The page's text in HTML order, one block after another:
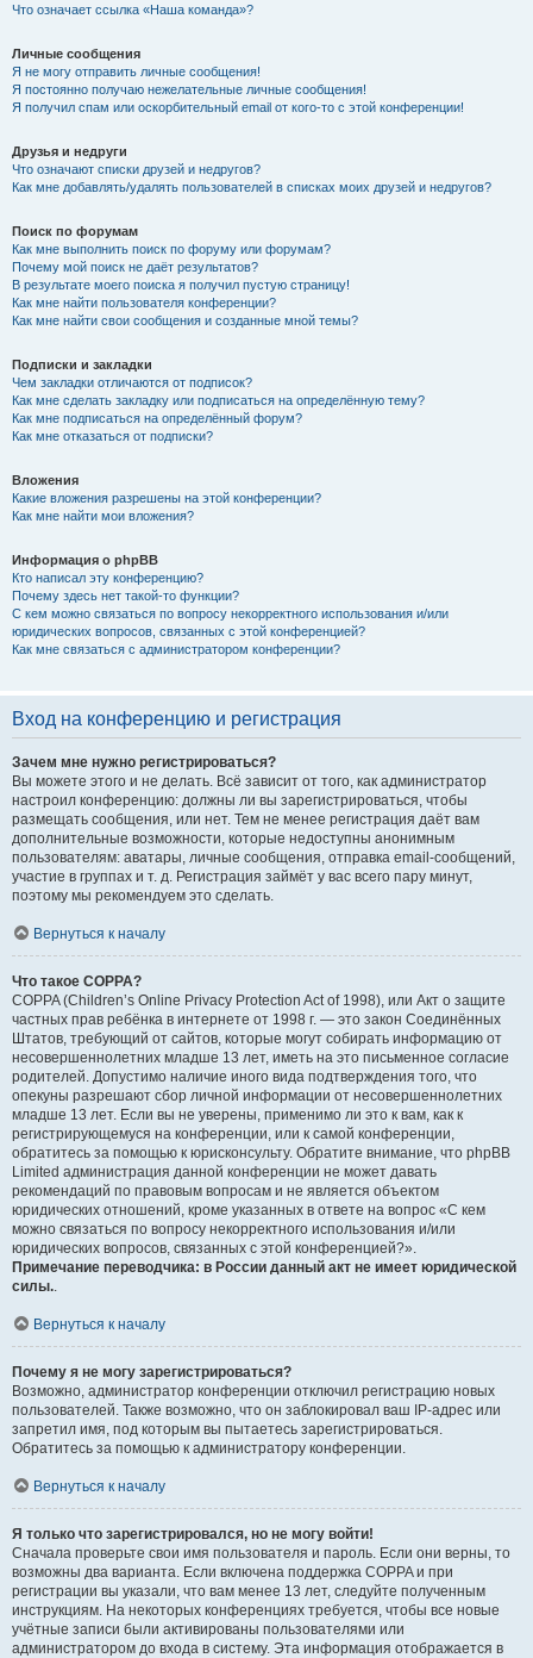
Что означает ссылка «Наша команда»?
Личные сообщения
Я не могу отправить личные сообщения!
Я постоянно получаю нежелательные личные сообщения!
Я получил спам или оскорбительный email от кого-то с этой конференции!
Друзья и недруги
Что означают списки друзей и недругов?
Как мне добавлять/удалять пользователей в списках моих друзей и недругов?
Поиск по форумам
Как мне выполнить поиск по форуму или форумам?
Почему мой поиск не даёт результатов?
В результате моего поиска я получил пустую страницу!
Как мне найти пользователя конференции?
Как мне найти свои сообщения и созданные мной темы?
Подписки и закладки
Чем закладки отличаются от подписок?
Как мне сделать закладку или подписаться на определённую тему?
Как мне подписаться на определённый форум?
Как мне отказаться от подписки?
Вложения
Какие вложения разрешены на этой конференции?
Как мне найти мои вложения?
Информация о phpBB
Кто написал эту конференцию?
Почему здесь нет такой-то функции?
С кем можно связаться по вопросу некорректного использования и/или
юридических вопросов, связанных с этой конференцией?
Как мне связаться с администратором конференции?
Вход на конференцию и регистрация
Зачем мне нужно регистрироваться?
Вы можете этого и не делать. Всё зависит от того, как администратор
настроил конференцию: должны ли вы зарегистрироваться, чтобы
размещать сообщения, или нет. Тем не менее регистрация даёт вам
дополнительные возможности, которые недоступны анонимным
пользователям: аватары, личные сообщения, отправка email-сообщений,
участие в группах и т. д. Регистрация займёт у вас всего пару минут,
поэтому мы рекомендуем это сделать.
Вернуться к началу
Что такое COPPA?
COPPA (Children’s Online Privacy Protection Act of 1998), или Акт о защите
частных прав ребёнка в интернете от 1998 г. — это закон Соединённых
Штатов, требующий от сайтов, которые могут собирать информацию от
несовершеннолетних младше 13 лет, иметь на это письменное согласие
родителей. Допустимо наличие иного вида подтверждения того, что
опекуны разрешают сбор личной информации от несовершеннолетних
младше 13 лет. Если вы не уверены, применимо ли это к вам, как к
регистрирующемуся на конференции, или к самой конференции,
обратитесь за помощью к юрисконсульту. Обратите внимание, что phpBB
Limited администрация данной конференции не может давать
рекомендаций по правовым вопросам и не является объектом
юридических отношений, кроме указанных в ответе на вопрос «С кем
можно связаться по вопросу некорректного использования и/или
юридических вопросов, связанных с этой конференцией?».
Примечание переводчика: в России данный акт не имеет юридической
силы..
Вернуться к началу
Почему я не могу зарегистрироваться?
Возможно, администратор конференции отключил регистрацию новых
пользователей. Также возможно, что он заблокировал ваш IP-адрес или
запретил имя, под которым вы пытаетесь зарегистрироваться.
Обратитесь за помощью к администратору конференции.
Вернуться к началу
Я только что зарегистрировался, но не могу войти!
Сначала проверьте свои имя пользователя и пароль. Если они верны, то
возможны два варианта. Если включена поддержка COPPA и при
регистрации вы указали, что вам менее 13 лет, следуйте полученным
инструкциям. На некоторых конференциях требуется, чтобы все новые
учётные записи были активированы пользователями или
администратором до входа в систему. Эта информация отображается в